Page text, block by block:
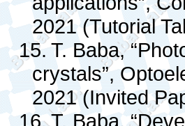
2021 (Tutorial
15.T. Baba,
crystals”,
2021 (Invited
16.T. Baba,